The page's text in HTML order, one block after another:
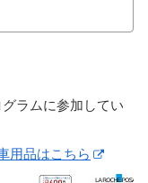
ラムに参加してい
用品はこちら